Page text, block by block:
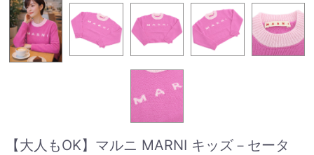
【大人もOK】マルニ MARNI キッズ－セータ